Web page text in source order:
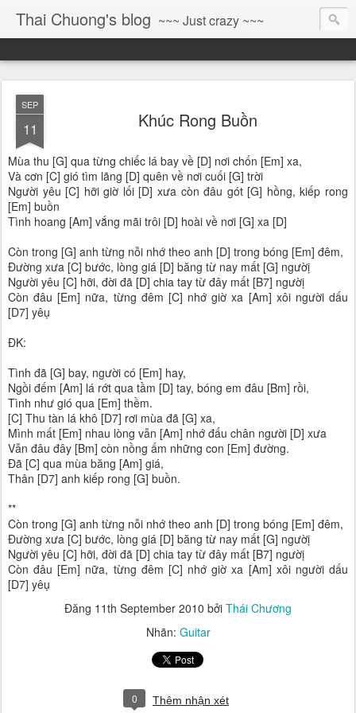
Thai Chuong's blog ~~~ Just crazy ~~~
SEP
11 Khúc Rong Buồn
Mùa thu [G] qua từng chiếc lá bay về [D] nơi chốn [Em] xa,
Và cơn [C] gió tìm lãng [D] quên về nơi cuối [G] trời
Người yêu [C] hỡi giờ lối [D] xưa còn đâu gót [G] hồng, kiếp rong
[Em] buồn
Tình hoang [Am] vắng mãi trôi [D] hoài về nơi [G] xa [D]
Còn trong [G] anh từng nỗi nhớ theo anh [D] trong bóng [Em] đêm,
Đường xưa [C] bước, lòng giá [D] băng từ nay mất [G] ngườị
Người yêu [C] hỡi, đời đã [D] chia tay từ đây mất [B7] ngườị
Còn đâu [Em] nữa, từng đêm [C] nhớ giờ xa [Am] xôi người dấu
[D7] yêụ
ĐK:
Tình đã [G] bay, người có [Em] hay,
Ngồi đếm [Am] lá rớt qua tầm [D] tay, bóng em đâu [Bm] rồi,
Tình như gió qua [Em] thềm.
[C] Thu tàn lá khô [D7] rơi mùa đã [G] xa,
Mình mất [Em] nhau lòng vẫn [Am] nhớ đấu chân người [D] xưa
Vẫn đâu đây [Bm] còn nồng ấm những con [Em] đường.
Đã [C] qua mùa băng [Am] giá,
Thân [D7] anh kiếp rong [G] buồn.
**
Còn trong [G] anh từng nỗi nhớ theo anh [D] trong bóng [Em] đêm,
Đường xưa [C] bước, lòng giá [D] băng từ nay mất [G] ngườị
Người yêu [C] hỡi, đời đã [D] chia tay từ đây mất [B7] ngườị
Còn đâu [Em] nữa, từng đêm [C] nhớ giờ xa [Am] xôi người dấu
[D7] yêụ
Đăng 11th September 2010 bởi Thái Chương
Nhãn: Guitar
0 Thêm nhận xét